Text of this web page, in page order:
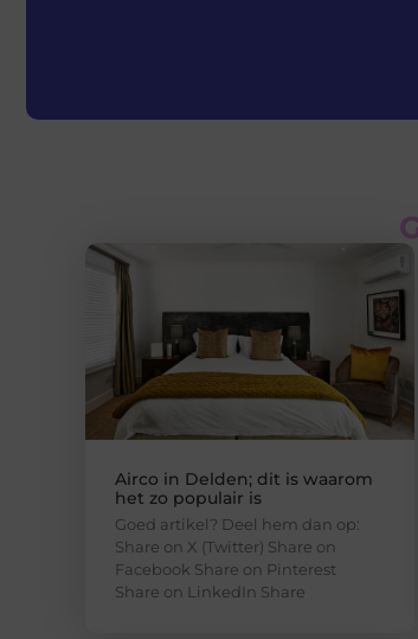
Airco in Delden; dit is waarom
het zo populair is
Goed artikel? Deel hem dan op:
Share on X (Twitter) Share on
Facebook Share on Pinterest
Share on LinkedIn Share